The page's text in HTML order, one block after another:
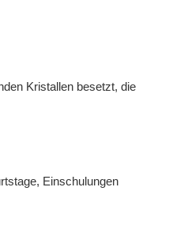
Kristallen besetzt, die
Einschulungen